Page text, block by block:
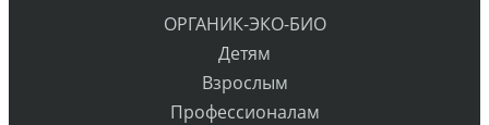
ОРГАНИК-ЭКО-БИО
Детям
Взрослым
Профессионалам